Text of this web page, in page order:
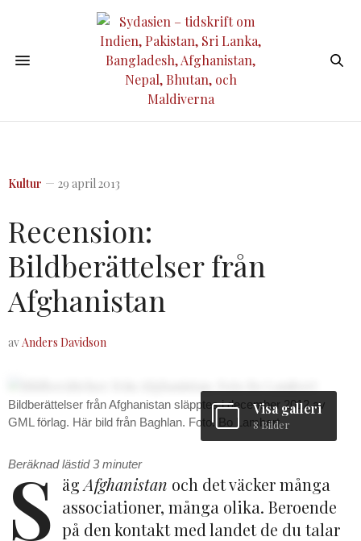
Kultur 29 april 2013
Recension:
Bildberättelser från
Afghanistan
avAnders Davidson
Visa galleri
8 Bilder
Bildberättelser från Afghanistan släpptes i december 2012 av
GML förlag. Här bild från Baghlan. Foto: Bo Lambert
Beräknad lästid3 minuter
S ägAfghanistan och det väcker många
associationer, många olika. Beroende
på den kontakt med landet de du talar